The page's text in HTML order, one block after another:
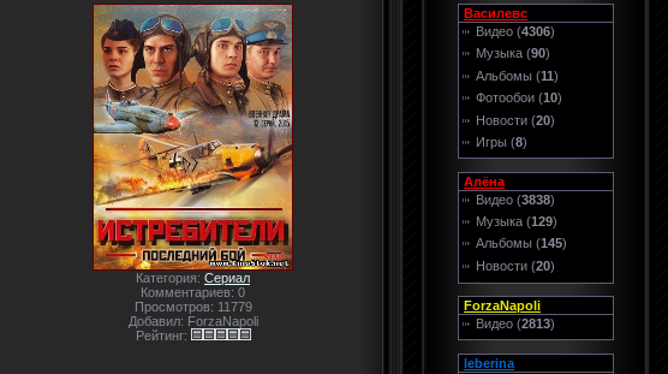
Категория: Сериал
Комментариев: 0
Просмотров: 11779
Добавил: ForzaNapoli
Рейтинг:
Василевс
Видео (4306)
Музыка (90)
Альбомы (11)
Фотообои (10)
Новости (20)
Игры (8)
Алёна
Видео (3838)
Музыка (129)
Альбомы (145)
Новости (20)
ForzaNapoli
Видео (2813)
leberina